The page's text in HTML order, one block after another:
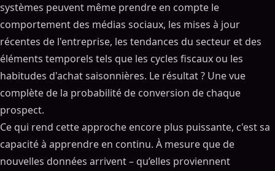
systèmes peuvent même prendre en compte le
comportement des médias sociaux, les mises à jour
récentes de l'entreprise, les tendances du secteur et des
éléments temporels tels que les cycles fiscaux ou les
habitudes d'achat saisonnières. Le résultat ? Une vue
complète de la probabilité de conversion de chaque
prospect.
Ce qui rend cette approche encore plus puissante, c'est sa
capacité à apprendre en continu. À mesure que de
nouvelles données arrivent – ​​qu’elles proviennent